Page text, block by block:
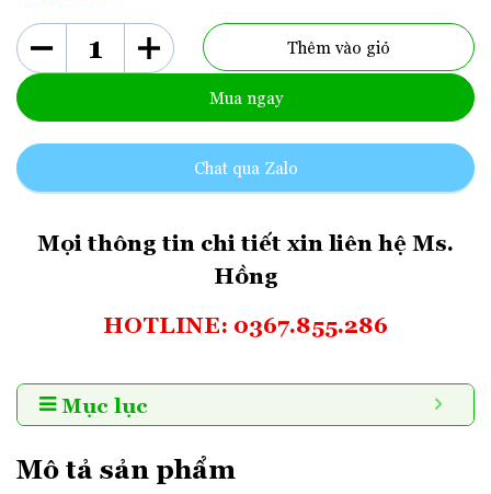
Mua ngay
Thêm vào giỏ
Chat qua Zalo
Mọi thông tin chi tiết xin liên hệ Ms.
Hồng
HOTLINE: 0367.855.286
Mục lục
Mô tả sản phẩm